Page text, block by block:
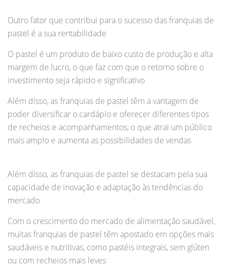
Outro fator que contribui para o sucesso das franquias de
pastel é a sua rentabilidade
O pastel é um produto de baixo custo de produção e alta
margem de lucro, o que faz com que o retorno sobre o
investimento seja rápido e significativo
Além disso, as franquias de pastel têm a vantagem de
poder diversificar o cardápio e oferecer diferentes tipos
de recheios e acompanhamentos, o que atrai um público
mais amplo e aumenta as possibilidades de vendas
Além disso, as franquias de pastel se destacam pela sua
capacidade de inovação e adaptação às tendências do
mercado
Com o crescimento do mercado de alimentação saudável,
muitas franquias de pastel têm apostado em opções mais
saudáveis e nutritivas, como pastéis integrais, sem glúten
ou com recheios mais leves